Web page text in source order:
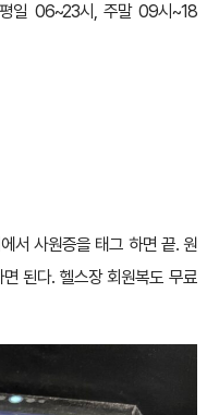
일 06~23시, 주말 09시~18
서 사원증을 태그 하면 끝. 원
된다. 헬스장 회원복도 무료